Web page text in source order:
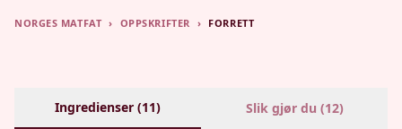
NORGES MATFAT › OPPSKRIFTER › FORRETT
Ingredienser (11) Slik gjør du (12)